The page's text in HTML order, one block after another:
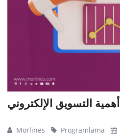
أهمية التسويق الإلكتروني
Morlines Programlama